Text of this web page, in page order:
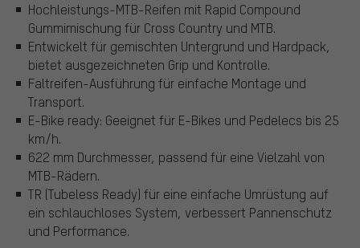
Hochleistungs-MTB-Reifen mit Rapid Compound
Gummimischung für Cross Country und MTB.
Entwickelt für gemischten Untergrund und Hardpack,
bietet ausgezeichneten Grip und Kontrolle.
Faltreifen-Ausführung für einfache Montage und
Transport.
E-Bike ready: Geeignet für E-Bikes und Pedelecs bis 25
km/h.
622 mm Durchmesser, passend für eine Vielzahl von
MTB-Rädern.
TR (Tubeless Ready) für eine einfache Umrüstung auf
ein schlauchloses System, verbessert Pannenschutz
und Performance.